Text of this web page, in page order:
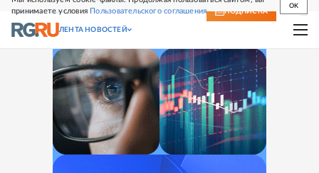
принимаете условия Пользовательского соглашения
OK
СВЕЖИЙ НОМЕР ПОДПИСКА
ЛЕНТА НОВОСТЕЙ